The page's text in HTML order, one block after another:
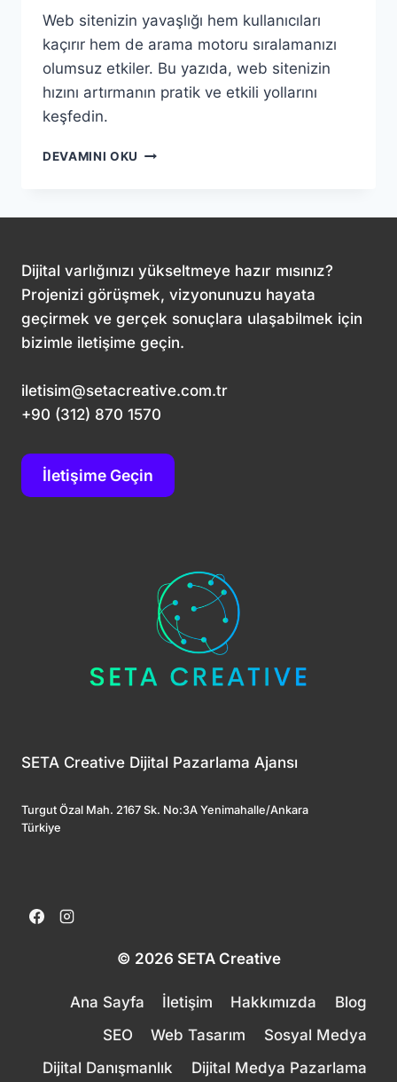
Web sitenizin yavaşlığı hem kullanıcıları
kaçırır hem de arama motoru sıralamanızı
olumsuz etkiler. Bu yazıda, web sitenizin
hızını artırmanın pratik ve etkili yollarını
keşfedin.
DEVAMINI OKU WEB
İPUÇLARI
Dijital varlığınızı yükseltmeye hazır mısınız?
Projenizi görüşmek, vizyonunuzu hayata
geçirmek ve gerçek sonuçlara ulaşabilmek için
bizimle iletişime geçin.
iletisim@setacreative.com.tr
+90 (312) 870 1570
İletişime Geçin
SETA Creative Dijital Pazarlama Ajansı
Turgut Özal Mah. 2167 Sk. No:3A Yenimahalle/Ankara
Türkiye
© 2026 SETA Creative
Ana Sayfa İletişim Hakkımızda
Blog
SEO
Web Tasarım
Sosyal Medya
Dijital Danışmanlık
Dijital Medya Pazarlama